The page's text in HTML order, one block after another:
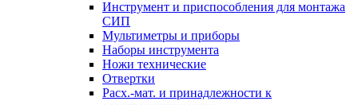
Инструмент и приспособления для монтажа
СИП
Мультиметры и приборы
Наборы инструмента
Ножи технические
Отвертки
Расх.-мат. и принадлежности к